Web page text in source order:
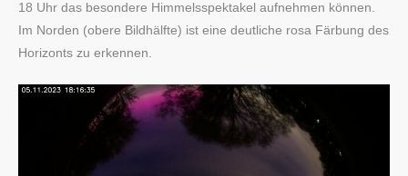
18 Uhr das besondere Himmelsspektakel aufnehmen können.
Im Norden (obere Bildhälfte) ist eine deutliche rosa Färbung des
Horizonts zu erkennen.